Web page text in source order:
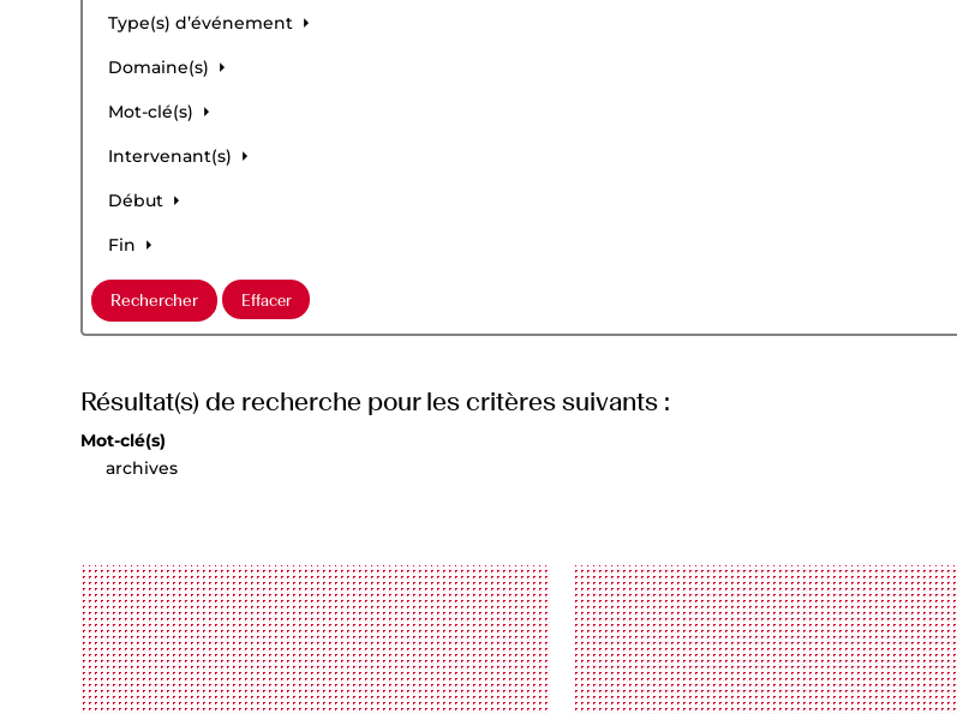
Type(s) d’événement
Domaine(s)
Mot-clé(s)
Intervenant(s)
Début
Fin
Résultat(s) de recherche pour les critères suivants :
Mot-clé(s)
archives